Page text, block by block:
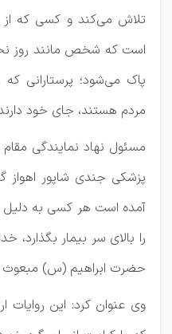
تلاش می‌کند و کسی که از
است که شخص مانند روز
پاک می‌شود؛ پرستارانی
مردم هستند، جای خود
مسئول نهاد نمایندگی
پزشکی جندی شاپور اهواز
آمده است هر کسی به دلیل
را بالای سر بیمار بگذارد،
حضرت ابراهیم (س) مبعوث
وی عنوان کرد: این